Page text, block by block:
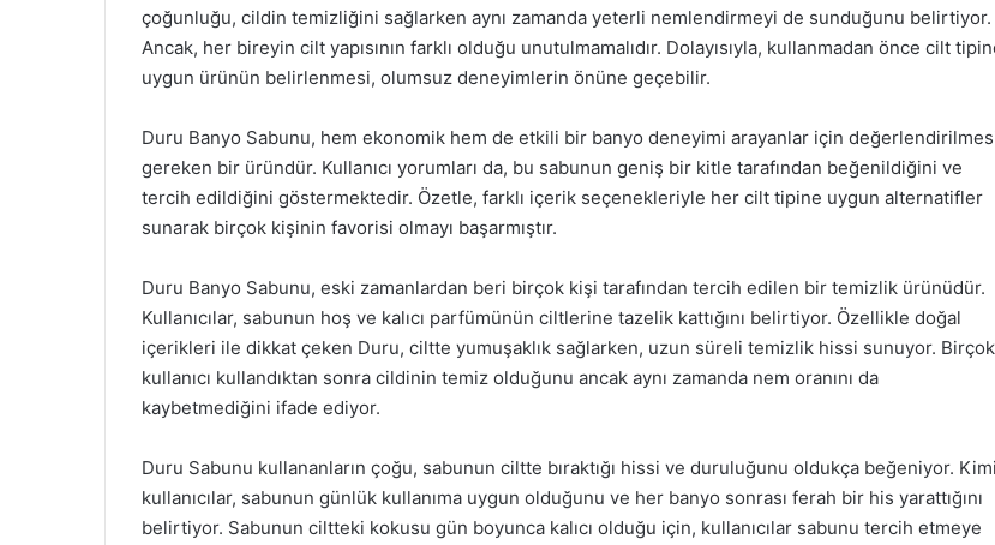
çoğunluğu, cildin temizliğini sağlarken aynı zamanda yeterli nemlendirmeyi de sunduğunu belirtiyor.
Ancak, her bireyin cilt yapısının farklı olduğu unutulmamalıdır. Dolayısıyla, kullanmadan önce cilt
uygun ürünün belirlenmesi, olumsuz deneyimlerin önüne geçebilir.
Duru Banyo Sabunu, hem ekonomik hem de etkili bir banyo deneyimi arayanlar için
gereken bir üründür. Kullanıcı yorumları da, bu sabunun geniş bir kitle tarafından beğenildiğini ve
tercih edildiğini göstermektedir. Özetle, farklı içerik seçenekleriyle her cilt tipine uygun alternatifler
sunarak birçok kişinin favorisi olmayı başarmıştır.
Duru Banyo Sabunu, eski zamanlardan beri birçok kişi tarafından tercih edilen bir temizlik ürünüdür.
Kullanıcılar, sabunun hoş ve kalıcı parfümünün ciltlerine tazelik kattığını belirtiyor. Özellikle doğal
içerikleri ile dikkat çeken Duru, ciltte yumuşaklık sağlarken, uzun süreli temizlik hissi sunuyor. Birçok
kullanıcı kullandıktan sonra cildinin temiz olduğunu ancak aynı zamanda nem oranını da
kaybetmediğini ifade ediyor.
Duru Sabunu kullananların çoğu, sabunun ciltte bıraktığı hissi ve duruluğunu oldukça beğeniyor. Kimi
kullanıcılar, sabunun günlük kullanıma uygun olduğunu ve her banyo sonrası ferah bir his yarattığını
belirtiyor. Sabunun ciltteki kokusu gün boyunca kalıcı olduğu için, kullanıcılar sabunu tercih etmeye